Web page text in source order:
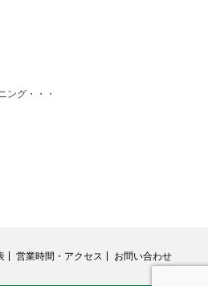
ング・・・
営業時間・アクセス お問い合わせ